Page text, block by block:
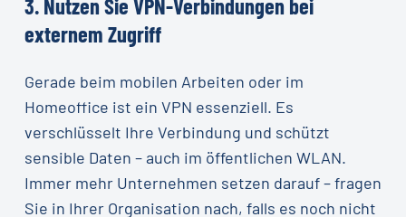
3. NutzenSie VPN-Verbindungen bei
externem Zugriff
Gerade beim mobilen Arbeiten oder im
Homeoffice ist ein VPN essenziell. Es
verschlüsselt Ihre Verbindung und schützt
sensible Daten – auch im öffentlichen WLAN.
Immer mehr Unternehmen setzen darauf – fragen
Sie in Ihrer Organisation nach, falls es noch nicht